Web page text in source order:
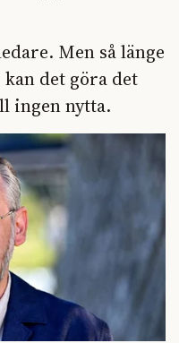
Men så länge
det göra det
ingen nytta.